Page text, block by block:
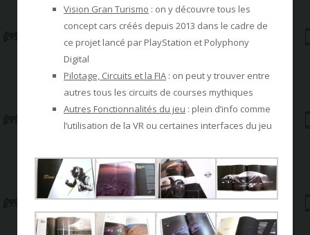
Vision Gran Turismo : on y découvre tous les
concept cars créés depuis 2013 dans le cadre de
ce projet lancé par PlayStation et Polyphony
Digital
Pilotage, Circuits et la FIA : on peut y trouver entre
autres tous les circuits de courses mythiques
Autres Fonctionnalités du jeu : plein d’info comme
l’utilisation de la VR ou certaines interfaces du jeu